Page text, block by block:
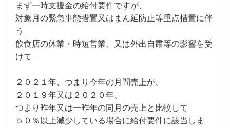
まず一時支援金の給付要件ですが、
対象月の緊急事態措置又はまん延防止等重点措置に伴
う
飲食店の休業・時短営業、又は外出自粛等の影響を受
けて
２０２１年、つまり今年の月間売上が、
２０１９年又は２０２０年、
つまり昨年又は一昨年の同月の売上と比較して
５０％以上減少している場合に給付要件に該当しま